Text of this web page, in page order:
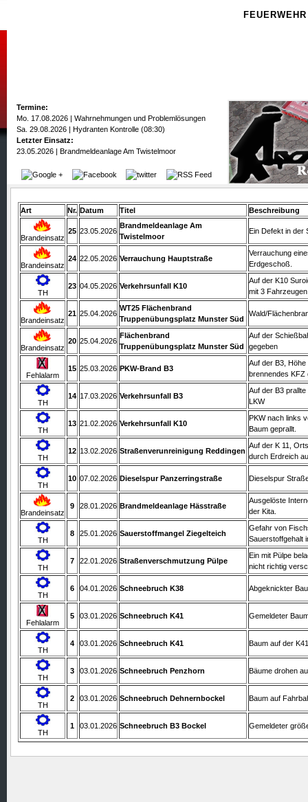
FEUERWEHR
Termine:
Mo. 17.08.2026 | Wahrnehmungen und Problemlösungen
Sa. 29.08.2026 | Hydranten Kontrolle (08:30)
Letzter Einsatz:
23.05.2026 | Brandmeldeanlage Am Twistelmoor
Art Nr. Datum Titel Beschreibung
Brandeinsatz
25 23.05.2026
Brandmeldeanlage Am
Twistelmoor
Ein Defekt in der
Brandeinsatz
24 22.05.2026 Verrauchung Hauptstraße
Verrauchung
Erdgeschoß.
TH
23 04.05.2026 Verkehrsunfall K10
Auf der K10
mit 3
Brandeinsatz
21 25.04.2026
WT25 Flächenbrand
Truppenübungsplatz Munster Süd
Wald/
Brandeinsatz
20 25.04.2026
Flächenbrand
Truppenübungsplatz Munster Süd
Auf der
gegeben
Fehlalarm
15 25.03.2026 PKW-Brand B3
Auf der B3,
brennendes KFZ
TH
14 17.03.2026 Verkehrsunfall B3
Auf der B3
LKW
TH
13 21.02.2026 Verkehrsunfall K10
PKW nach links
Baum geprallt.
TH
12 13.02.2026 Straßenverunreinigung Reddingen
Auf der K 11,
durch Erdreich
TH
10 07.02.2026 Dieselspur Panzerringstraße Dieselspur
Brandeinsatz
9 28.01.2026 Brandmeldeanlage Hässtraße
Ausgelöste
der Kita.
TH
8 25.01.2026 Sauerstoffmangel Ziegelteich
Gefahr von
Sauerstoffgehalt
TH
7 22.01.2026 Straßenverschmutzung Pülpe
Ein mit Pülpe
nicht richtig
TH
6 04.01.2026 Schneebruch K38 Abgeknickter
Fehlalarm
5 03.01.2026 Schneebruch K41 Gemeldeter
TH
4 03.01.2026 Schneebruch K41 Baum auf der K41
TH
3 03.01.2026 Schneebruch Penzhorn Bäume drohen
TH
2 03.01.2026 Schneebruch Dehnernbockel Baum auf
TH
1 03.01.2026 Schneebruch B3 Bockel Gemeldeter